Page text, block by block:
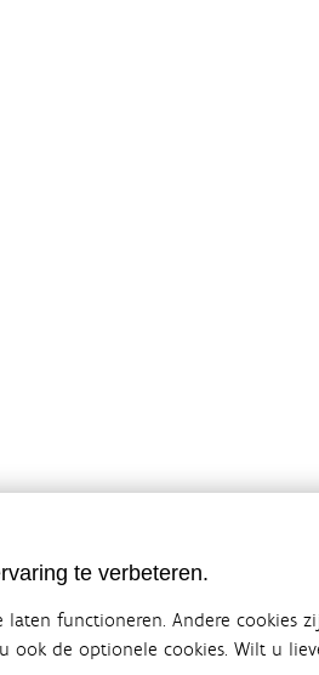
te verbeteren.
functioneren. Andere
ook de optionele cookies. Wilt u